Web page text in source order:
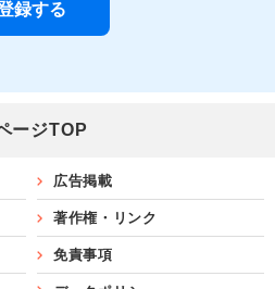
ージTOP
広告掲載
著作権・リンク
免責事項